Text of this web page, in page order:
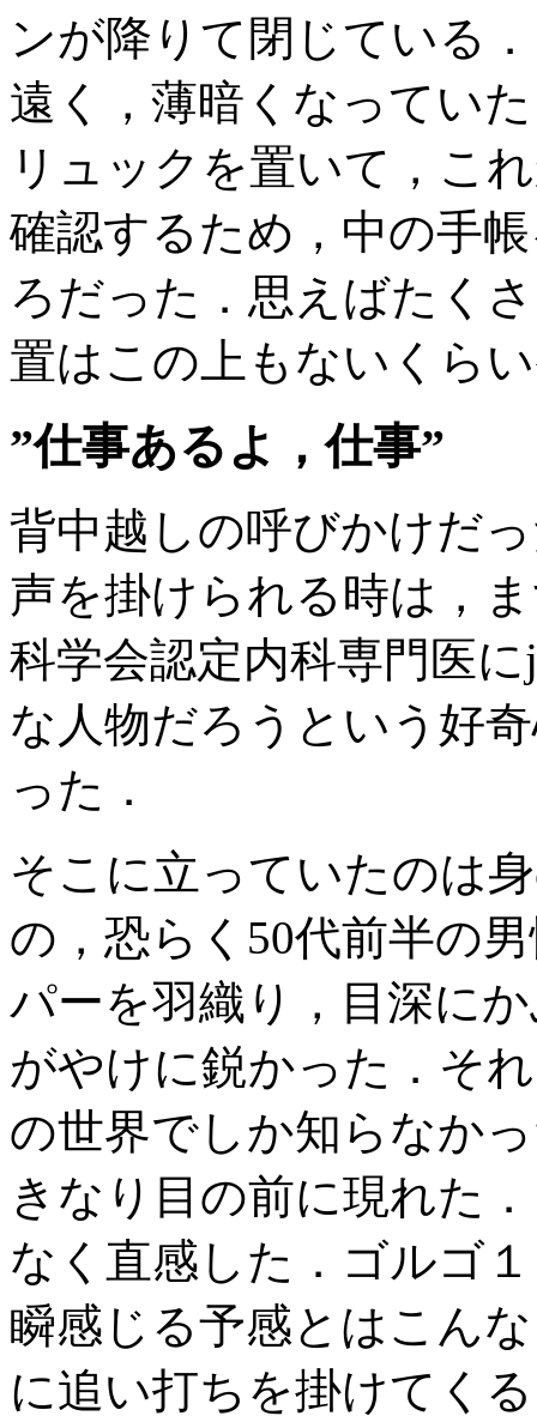
ンが降りて閉じている
遠く，薄暗くなってい
リュックを置いて，こ
確認するため，中の手
ろだった．思えばたく
置はこの上もないくら
”仕事あるよ，仕事”
背中越しの呼びかけだ
声を掛けられる時は，
科学会認定内科専門医
な人物だろうという好
った．
そこに立っていたのは
の，恐らく50代前半の
パーを羽織り，目深に
がやけに鋭かった．そ
の世界でしか知らなか
きなり目の前に現れた
なく直感した．ゴルゴ
瞬感じる予感とはこん
に追い打ちを掛けてく